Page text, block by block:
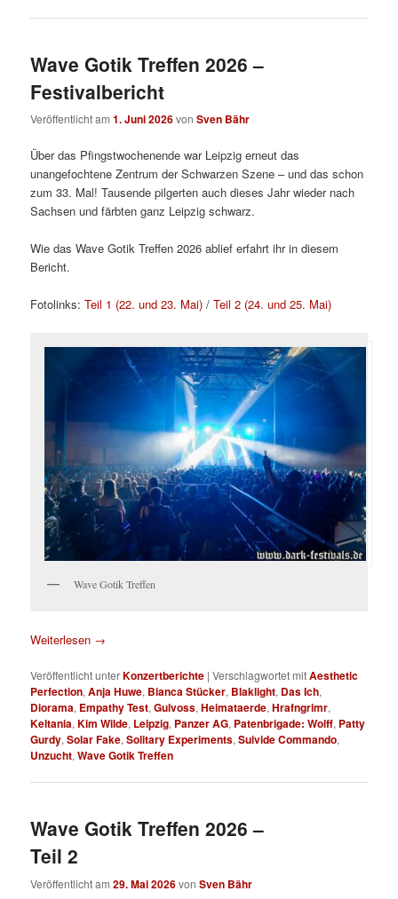
Wave Gotik Treffen 2026 –
Festivalbericht
Veröffentlicht am1. Juni 2026vonSven Bähr
Über das Pfingstwochenende war Leipzig erneut das
unangefochtene Zentrum der Schwarzen Szene – und das schon
zum 33. Mal! Tausende pilgerten auch dieses Jahr wieder nach
Sachsen und färbten ganz Leipzig schwarz.
Wie das Wave Gotik Treffen 2026 ablief erfahrt ihr in diesem
Bericht.
Fotolinks:Teil 1 (22. und 23. Mai) /Teil 2 (24. und 25. Mai)
Wave Gotik Treffen
Weiterlesen →
Veröffentlicht unterKonzertberichte |Verschlagwortet mitAesthetic
Perfection,Anja Huwe, Bianca Stücker, Blaklight, Das Ich,
Diorama, Empathy Test,Gulvoss,Heimataerde,Hrafngrimr,
Keltania,Kim Wilde, Leipzig, Panzer AG, Patenbrigade: Wolff, Patty
Gurdy,Solar Fake,Solitary Experiments,Suivide Commando,
Unzucht,Wave Gotik Treffen
Wave Gotik Treffen 2026 –
Teil 2
Veröffentlicht am29. Mai 2026vonSven Bähr